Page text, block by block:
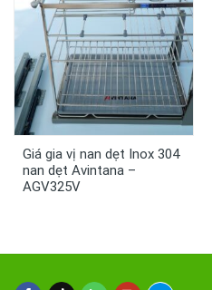
Giá gia vị nan dẹt Inox 304
nan dẹt Avintana –
AGV325V